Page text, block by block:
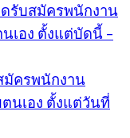
รับสมัครพนักงาน
เอง ตั้งแต่บัดนี้ –
มัครพนักงาน
นเอง ตั้งแต่วันที่